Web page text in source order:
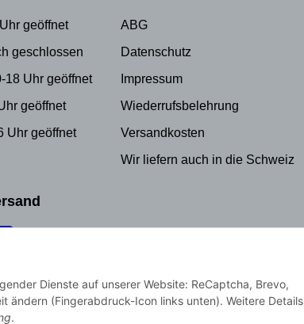
geöffnet
geschlossen
18 Uhr geöffnet
geöffnet
Uhr geöffnet
ABG
Datenschutz
Impressum
Wiederrufsbelehrung
Versandkosten
Wir liefern auch in die Schweiz
Dienste auf unserer Website: ReCaptcha, Brevo,
ändern (Fingerabdruck-Icon links unten). Weitere Details
.